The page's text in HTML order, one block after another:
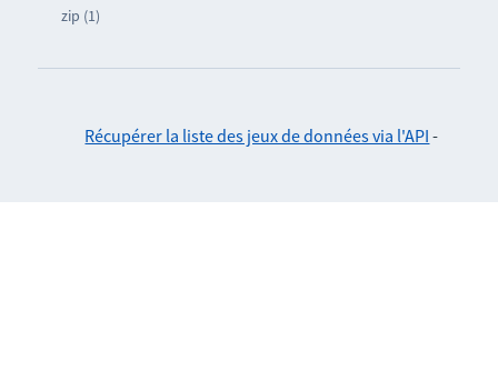
zip (1)
Récupérer la liste des jeux de données via l'API -